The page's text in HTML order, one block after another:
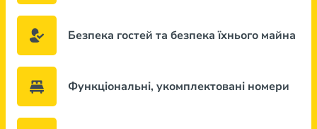
Безпека гостей та безпека їхнього майна
Функціональні, укомплектовані номери